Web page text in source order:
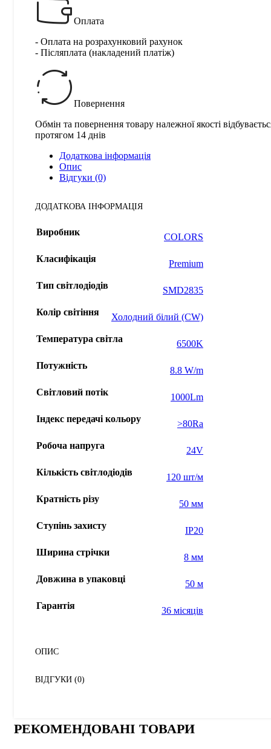
Оплата
- Оплата на розрахунковий рахунок
- Післяплата (накладений платіж)
Повернення
Обмін та повернення товару належної якості
протягом 14 днів
Додаткова інформація
Опис
Відгуки (0)
ДОДАТКОВА ІНФОРМАЦІЯ
Виробник COLORS
Класифікація Premium
Тип світлодіодів SMD2835
Колір світіння Холодний білий (CW)
Температура світла 6500K
Потужність 8.8 W/m
Світловий потік 1000Lm
Індекс передачі кольору >80Ra
Робоча напруга 24V
Кількість світлодіодів 120 шт/м
Кратність різу 50 мм
Ступінь захисту IP20
Ширина стрічки 8 мм
Довжина в упаковці 50 м
Гарантія 36 місяців
ОПИС
ВІДГУКИ (0)
РЕКОМЕНДОВАНІ ТОВАРИ